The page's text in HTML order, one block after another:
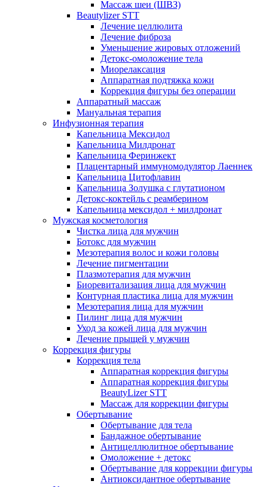
Массаж шеи (ШВЗ)
Beautylizer STT
Лечение целлюлита
Лечение фиброза
Уменьшение жировых отложений
Детокс-омоложение тела
Миорелаксация
Аппаратная подтяжка кожи
Коррекция фигуры без операции
Аппаратный массаж
Мануальная терапия
Инфузионная терапия
Капельница Мексидол
Капельница Милдронат
Капельница Феринжект
Плацентарный иммуномодулятор Лаеннек
Капельница Цитофлавин
Капельница Золушка с глутатионом
Детокс-коктейль с реамберином
Капельница мексидол + милдронат
Мужская косметология
Чистка лица для мужчин
Ботокс для мужчин
Мезотерапия волос и кожи головы
Лечение пигментации
Плазмотерапия для мужчин
Биоревитализация лица для мужчин
Контурная пластика лица для мужчин
Мезотерапия лица для мужчин
Пилинг лица для мужчин
Уход за кожей лица для мужчин
Лечение прыщей у мужчин
Коррекция фигуры
Коррекция тела
Аппаратная коррекция фигуры
Аппаратная коррекция фигуры
BeautyLizer STT
Массаж для коррекции фигуры
Обертывание
Обертывание для тела
Бандажное обертывание
Антицеллюлитное обертывание
Омоложение + детокс
Обертывание для коррекции фигуры
Антиоксидантное обертывание